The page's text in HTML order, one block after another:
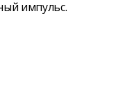
импульс.